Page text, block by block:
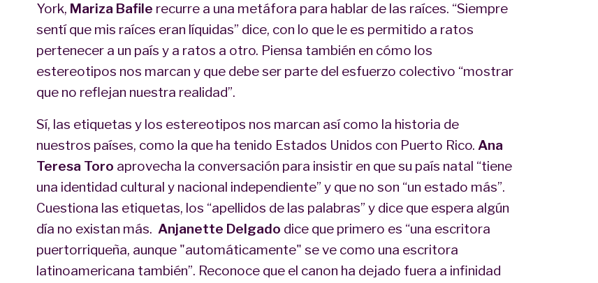
York, Mariza Bafile recurre a una metáfora para hablar de las raíces. “Siempre
sentí que mis raíces eran líquidas” dice, con lo que le es permitido a ratos
pertenecer a un país y a ratos a otro. Piensa también en cómo los
estereotipos nos marcan y que debe ser parte del esfuerzo colectivo “mostrar
que no reflejan nuestra realidad”.
Sí, las etiquetas y los estereotipos nos marcan así como la historia de
nuestros países, como la que ha tenido Estados Unidos con Puerto Rico. Ana
Teresa Toro aprovecha la conversación para insistir en que su país natal “tiene
una identidad cultural y nacional independiente” y que no son “un estado más”.
Cuestiona las etiquetas, los “apellidos de las palabras” y dice que espera algún
día no existan más. Anjanette Delgado dice que primero es “una escritora
puertorriqueña, aunque "automáticamente" se ve como una escritora
latinoamericana también”. Reconoce que el canon ha dejado fuera a infinidad